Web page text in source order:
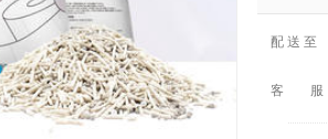
配 送 至
客 服